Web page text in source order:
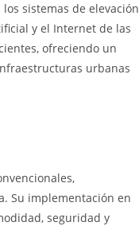
sistemas de elevación
y el Internet de las
ofreciendo un
urbanas
Su implementación en
seguridad y